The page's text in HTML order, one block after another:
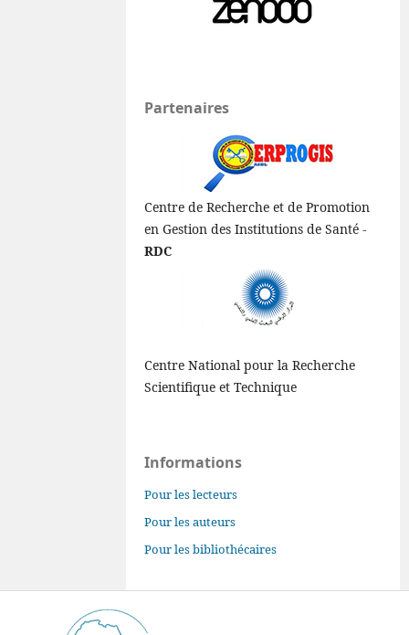
Partenaires
Centre de Recherche et de Promotion
en Gestion des Institutions de Santé -
RDC
Centre National pour la Recherche
Scientifique et Technique
Informations
Pour les lecteurs
Pour les auteurs
Pour les bibliothécaires